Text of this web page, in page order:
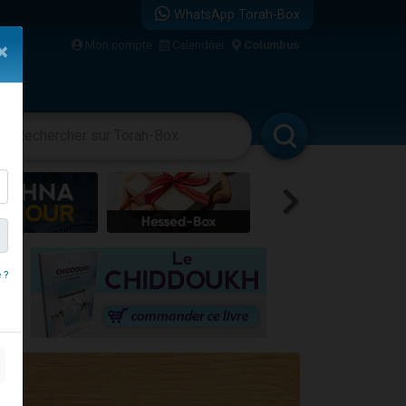
le temps
WhatsApp Torah-Box
Mon compte Calendrier Columbus
?